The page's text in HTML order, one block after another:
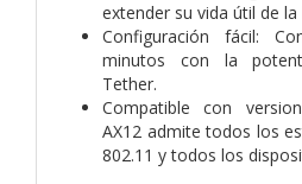
extender su vida útil de la
Configuración fácil:
minutos con la
Tether.
Compatible con
AX12 admite todos los
802.11 y todos los